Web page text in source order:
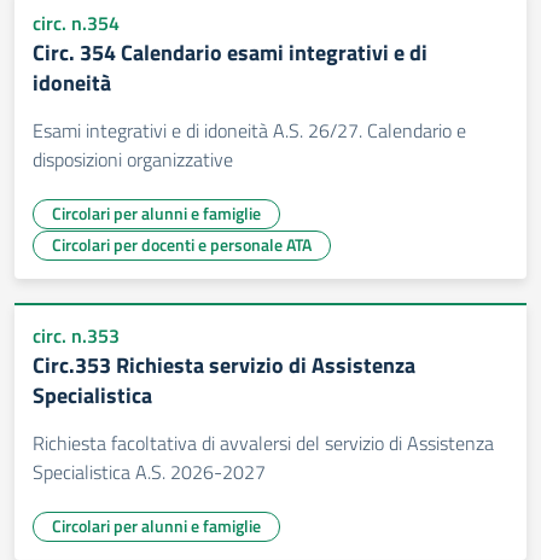
circ. n.354
Circ. 354 Calendario esami integrativi e di
idoneità
Esami integrativi e di idoneità A.S. 26/27. Calendario e
disposizioni organizzative
Circolari per alunni e famiglie
Circolari per docenti e personale ATA
circ. n.353
Circ.353 Richiesta servizio di Assistenza
Specialistica
Richiesta facoltativa di avvalersi del servizio di Assistenza
Specialistica A.S. 2026-2027
Circolari per alunni e famiglie